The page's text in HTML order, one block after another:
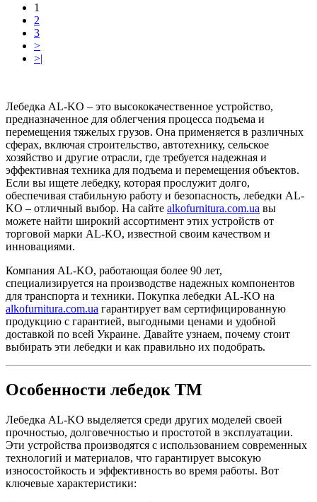
1
2
3
>
>|
Лебедка AL-KO – это высококачественное устройство,
предназначенное для облегчения процесса подъема и
перемещения тяжелых грузов. Она применяется в различных
сферах, включая строительство, автотехнику, сельское
хозяйство и другие отрасли, где требуется надежная и
эффективная техника для подъема и перемещения объектов.
Если вы ищете лебедку, которая прослужит долго,
обеспечивая стабильную работу и безопасность, лебедки AL-
KO – отличный выбор. На сайте alkofurnitura.com.ua вы
можете найти широкий ассортимент этих устройств от
торговой марки AL-KO, известной своим качеством и
инновациями.
Компания AL-KO, работающая более 90 лет,
специализируется на производстве надежных компонентов
для транспорта и техники. Покупка лебедки AL-KO на
alkofurnitura.com.ua гарантирует вам сертифицированную
продукцию с гарантией, выгодными ценами и удобной
доставкой по всей Украине. Давайте узнаем, почему стоит
выбирать эти лебедки и как правильно их подобрать.
Особенности лебедок ТМ
Лебедка AL-KO выделяется среди других моделей своей
прочностью, долговечностью и простотой в эксплуатации.
Эти устройства производятся с использованием современных
технологий и материалов, что гарантирует высокую
износостойкость и эффективность во время работы. Вот
ключевые характеристики: